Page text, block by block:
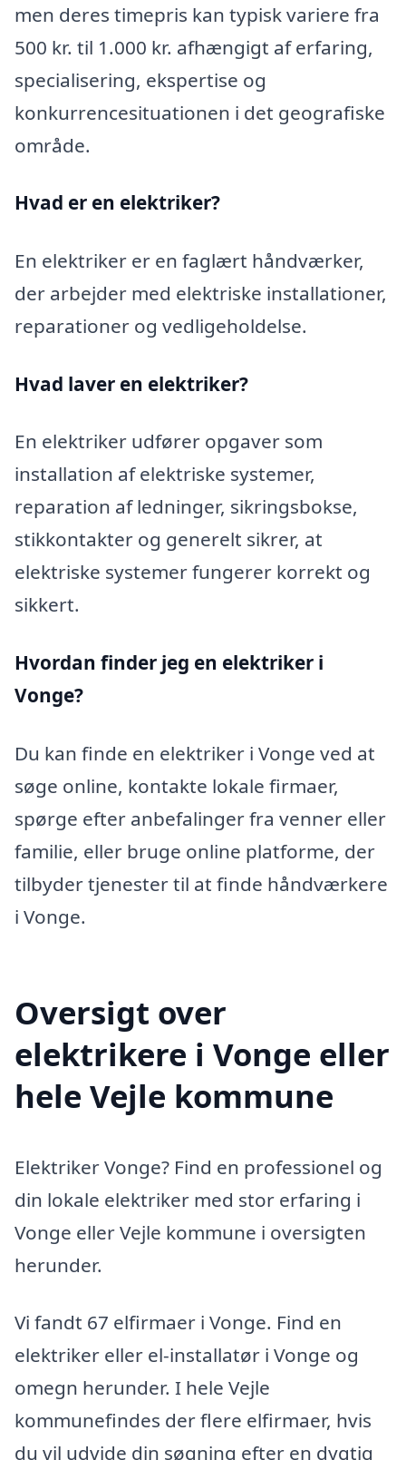
men deres timepris kan typisk variere fra
500 kr. til 1.000 kr. afhængigt af erfaring,
specialisering, ekspertise og
konkurrencesituationen i det geografiske
område.
Hvad er en elektriker?
En elektriker er en faglært håndværker,
der arbejder med elektriske installationer,
reparationer og vedligeholdelse.
Hvad laver en elektriker?
En elektriker udfører opgaver som
installation af elektriske systemer,
reparation af ledninger, sikringsbokse,
stikkontakter og generelt sikrer, at
elektriske systemer fungerer korrekt og
sikkert.
Hvordan finder jeg en elektriker i
Vonge?
Du kan finde en elektriker i Vonge ved at
søge online, kontakte lokale firmaer,
spørge efter anbefalinger fra venner eller
familie, eller bruge online platforme, der
tilbyder tjenester til at finde håndværkere
i Vonge.
Oversigt over
elektrikere i Vonge eller
hele Vejle kommune
Elektriker Vonge? Find en professionel og
din lokale elektriker med stor erfaring i
Vonge eller Vejle kommune i oversigten
herunder.
Vi fandt 67 elfirmaer i Vonge. Find en
elektriker eller el-installatør i Vonge og
omegn herunder. I hele Vejle
kommunefindes der flere elfirmaer, hvis
du vil udvide din søgning efter en dygtig